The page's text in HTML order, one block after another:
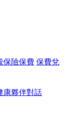
保險保費 保費兌
康夥伴對話